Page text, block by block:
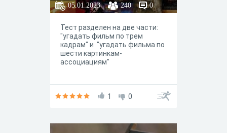
05.01.2023 240 0
Тест разделен на две части:
"угадать фильм по трем
кадрам" и "угадать фильма по
шести картинкам-
ассоциациям"
1 0